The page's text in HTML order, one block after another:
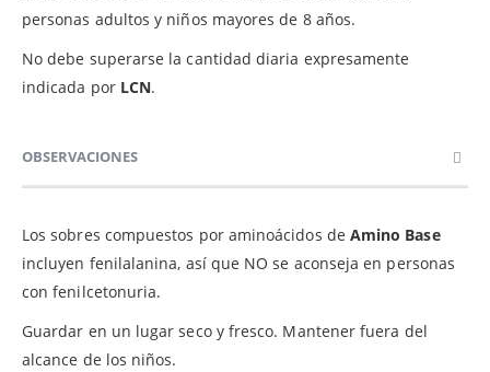
personas adultos y niños mayores de 8 años.
No debe superarse la cantidad diaria expresamente
indicada por LCN.
OBSERVACIONES
Los sobres compuestos por aminoácidos de Amino Base
incluyen fenilalanina, así que NO se aconseja en personas
con fenilcetonuria.
Guardar en un lugar seco y fresco. Mantener fuera del
alcance de los niños.